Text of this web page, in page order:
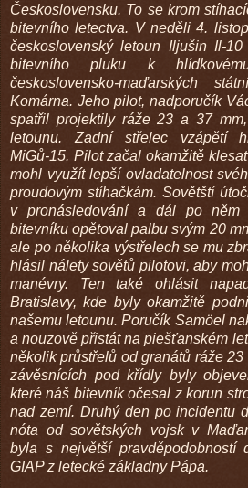
Československu. To se krom
bitevního letectva. V neděli 4.
československý letoun Iljušin Il-
bitevního pluku k
československo-maďarských
Komárna. Jeho pilot, nadporučík
spatřil projektily ráže 23 a 37
letounu. Zadní střelec vzápětí
MiGů-15. Pilot začal okamžitě
mohl využít lepší ovladatelnost
proudovým stíhačkám. Sovětští
v pronásledování a dál po něm
bitevníku opětoval palbu svým 20
ale po několika výstřelech se mu
hlásil nálety sovětů pilotovi, aby
manévry. Ten také ohlásit
Bratislavy, kde byly okamžitě
našemu letounu. Poručík Samöel
a nouzově přistát na piešťanském
několik průstřelů od granátů ráže
závěsnících pod křídly byly
které náš bitevník očesal z korun
nad zemí. Druhý den po incidentu
nóta od sovětských vojsk v
byla s největší pravděpodobností
GIAP z letecké základny Pápa.